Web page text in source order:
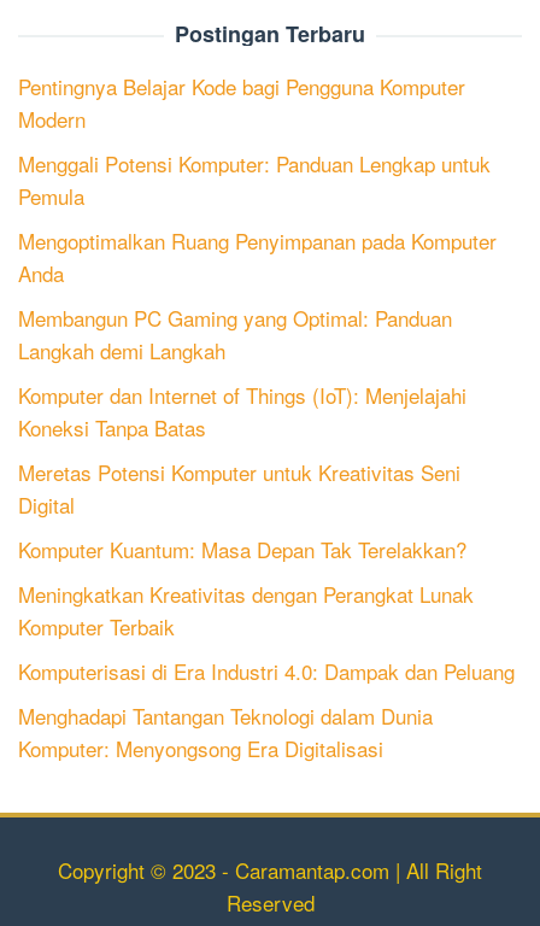
Postingan Terbaru
Pentingnya Belajar Kode bagi Pengguna Komputer
Modern
Menggali Potensi Komputer: Panduan Lengkap untuk
Pemula
Mengoptimalkan Ruang Penyimpanan pada Komputer
Anda
Membangun PC Gaming yang Optimal: Panduan
Langkah demi Langkah
Komputer dan Internet of Things (IoT): Menjelajahi
Koneksi Tanpa Batas
Meretas Potensi Komputer untuk Kreativitas Seni
Digital
Komputer Kuantum: Masa Depan Tak Terelakkan?
Meningkatkan Kreativitas dengan Perangkat Lunak
Komputer Terbaik
Komputerisasi di Era Industri 4.0: Dampak dan Peluang
Menghadapi Tantangan Teknologi dalam Dunia
Komputer: Menyongsong Era Digitalisasi
Copyright © 2023 - Caramantap.com | All Right
Reserved